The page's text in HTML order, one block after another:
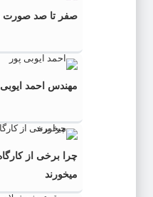
صفر تا صد صورت
مهندس احمد ایوبی
چرا برخی از
میخورند